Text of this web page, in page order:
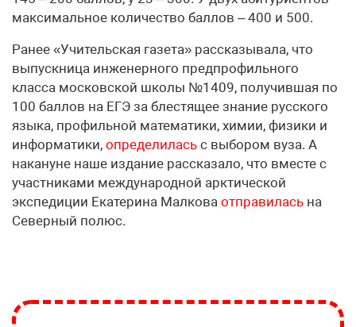
максимальное количество баллов – 400 и 500.
Ранее «Учительская газета» рассказывала, что
выпускница инженерного предпрофильного
класса московской школы №1409, получившая по
100 баллов на ЕГЭ за блестящее знание русского
языка, профильной математики, химии, физики и
информатики, определилась с выбором вуза. А
накануне наше издание рассказало, что вместе с
участниками международной арктической
экспедиции Екатерина Малкова отправилась на
Северный полюс.